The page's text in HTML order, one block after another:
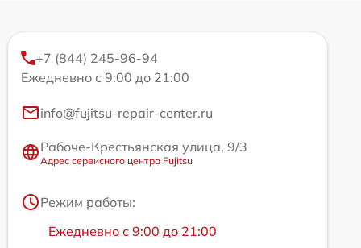
+7 (844) 245-96-94
Ежедневно с 9:00 до 21:00
info@fujitsu-repair-center.ru
Рабоче-Крестьянская улица, 9/3
Адрес сервисного центра Fujitsu
Режим работы:
Ежедневно с 9:00 до 21:00